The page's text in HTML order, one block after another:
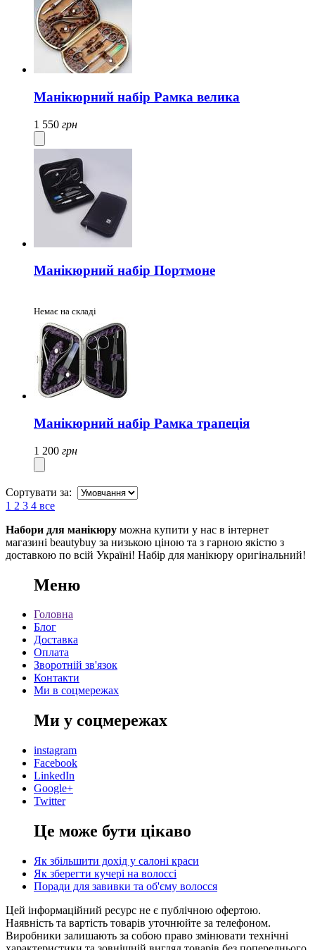
Манікюрний набір Рамка велика
1 550 грн
Манікюрний набір Портмоне
Немає на складі
Манікюрний набір Рамка трапеція
1 200 грн
Сортувати за:
1 2 3 4 все
Набори для манікюру можна купити у нас в інтернет
магазині beautybuy за низькою ціною та з гарною якістю з
доставкою по всій Україні! Набір для манікюру оригінальний!
Меню
Головна
Блог
Доставка
Оплата
Зворотній зв'язок
Контакти
Ми в соцмережах
Ми у соцмережах
instagram
Facebook
LinkedIn
Google+
Twitter
Це може бути цікаво
Як збільшити дохід у салоні краси
Як зберегти кучері на волоссі
Поради для завивки та об'єму волосся
Цей інформаційний ресурс не є публічною офертою.
Наявність та вартість товарів уточнюйте за телефоном.
Виробники залишають за собою право змінювати технічні